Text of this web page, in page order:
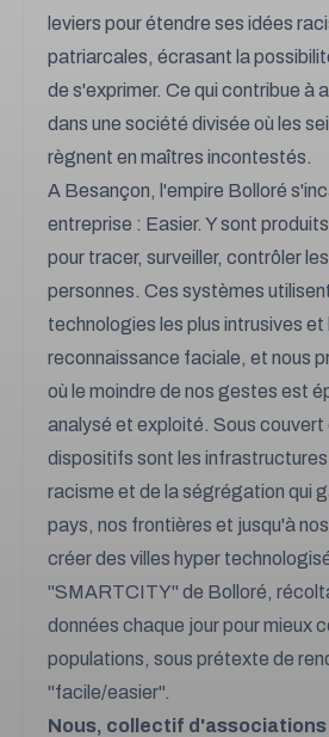
leviers pour étendre ses idées
patriarcales, écrasant la
de s'exprimer. Ce qui contribue à
dans une société divisée où les
règnent en maîtres incontestés.
A Besançon, l'empire Bolloré
entreprise : Easier. Y sont
pour tracer, surveiller, contrôler
personnes. Ces systèmes
technologies les plus intrusives
reconnaissance faciale, et nous
où le moindre de nos gestes est
analysé et exploité. Sous
dispositifs sont les
racisme et de la ségrégation qui
pays, nos frontières et jusqu'à
créer des villes hyper
"SMARTCITY" de Bolloré,
données chaque jour pour mieux
populations, sous prétexte de
"facile/easier".
Nous, collectif